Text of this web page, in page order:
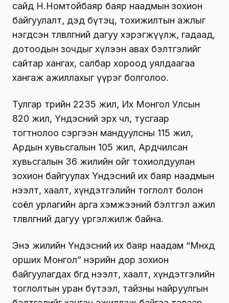
сайд Н.Номтойбаяр баяр наадмын зохион
байгуулалт, дэд бүтэц, тохижилтын ажлыг
нэгдсэн төлөвлөгөөний дагуу хэрэгжүүлж, гадаад,
дотоодын зочдыг хүлээн авах бэлтгэлийг
сайтар хангах, салбар хороод уялдаагаа
хангаж ажиллахыг үүрэг болголоо.
Тулгар төрийн 2235 жил, Их Монгол Улсын
820 жил, Үндэсний эрх чөлөө, тусгаар
тогтнолоо сэргээн мандуулсны 115 жил,
Ардын хувьсгалын 105 жил, Ардчилсан
хувьсгалын 36 жилийн ойг тохиолдуулан
зохион байгуулах Үндэсний их баяр наадмын
нээлт, хаалт, хүндэтгэлийн тоглолт болон
соёл урлагийн арга хэмжээний бэлтгэл ажил
төлөвлөгөөний дагуу үргэлжилж байна.
Энэ жилийн Үндэсний их баяр наадам “Мөнхөд
орших Монгол” нэрийн дор зохион
байгуулагдах бөгөөд нээлт, хаалт, хүндэтгэлийн
тоглолтын уран бүтээл, тайзны найруулгын